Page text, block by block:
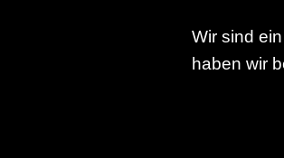
Wir sind
haben wir